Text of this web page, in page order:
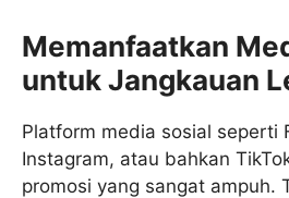
Memanfaatkan
untuk Jangkauan
Platform media sosial seperti
Instagram, atau bahkan
promosi yang sangat ampuh.